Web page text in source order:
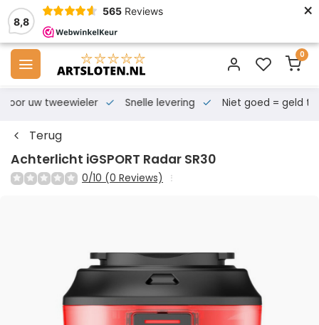
8,8
565 Reviews ×
0
voor uw tweewieler Snelle levering Niet goed = geld
Terug
Achterlicht iGSPORT Radar SR30
0/10 (0 Reviews)